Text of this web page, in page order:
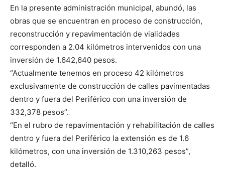
En la presente administración municipal, abundó, las
obras que se encuentran en proceso de construcción,
reconstrucción y repavimentación de vialidades
corresponden a 2.04 kilómetros intervenidos con una
inversión de 1.642,640 pesos.
“Actualmente tenemos en proceso 42 kilómetros
exclusivamente de construcción de calles pavimentadas
dentro y fuera del Periférico con una inversión de
332,378 pesos”.
“En el rubro de repavimentación y rehabilitación de calles
dentro y fuera del Periférico la extensión es de 1.6
kilómetros, con una inversión de 1.310,263 pesos”,
detalló.